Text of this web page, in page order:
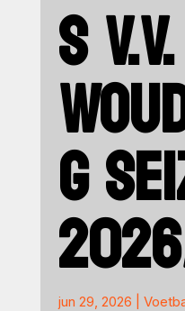
S V.V.
G
jun 29, 2026